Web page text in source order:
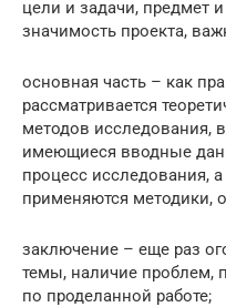
цели и задачи, предмет
значимость проекта,
основная часть – как
рассматривается
методов исследования,
имеющиеся вводные
процесс исследования,
применяются методики,
заключение – еще раз
темы, наличие проблем,
по проделанной работе;